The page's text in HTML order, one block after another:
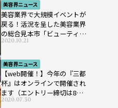
美容界ニュース
美容業界で大規模イベントが
戻る！活況を呈した美容業界
の総合見本市「ビューティー
ワールド ジャパン ウエス
ト」が開催
2020.10.21
美容界ニュース
【web開催！】今年の『三都
杯』はオンラインで開催され
ます（エントリー締切は8月7
日まで）
2020.07.30